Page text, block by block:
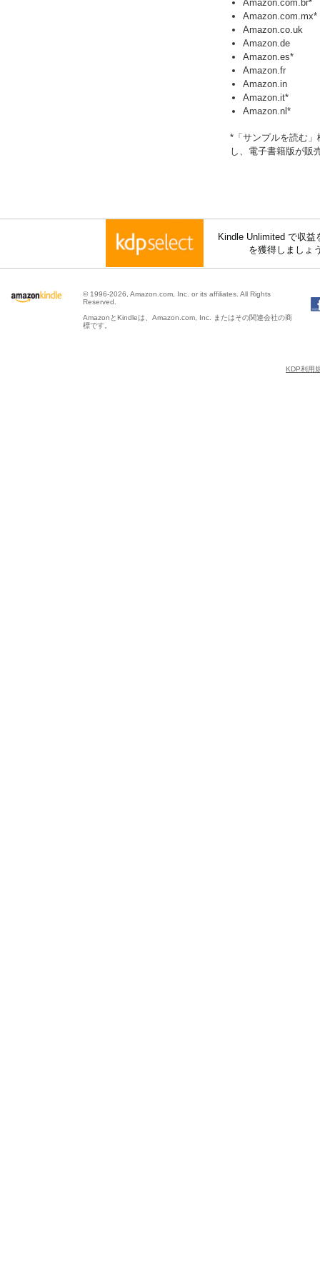
Amazon.com.br*
Amazon.com.mx*
Amazon.co.uk
Amazon.de
Amazon.es*
Amazon.fr
Amazon.in
Amazon.it*
Amazon.nl*
*「サンプルを読む
し、電子書籍版が販
Kindle Unlimited で収
を獲得しましょ
© 1996-2026, Amazon.com, Inc. or its affiliates. All Rights
Reserved.
AmazonとKindleは、Amazon.com, Inc. またはその関連会社の商
標です。
KDP利用